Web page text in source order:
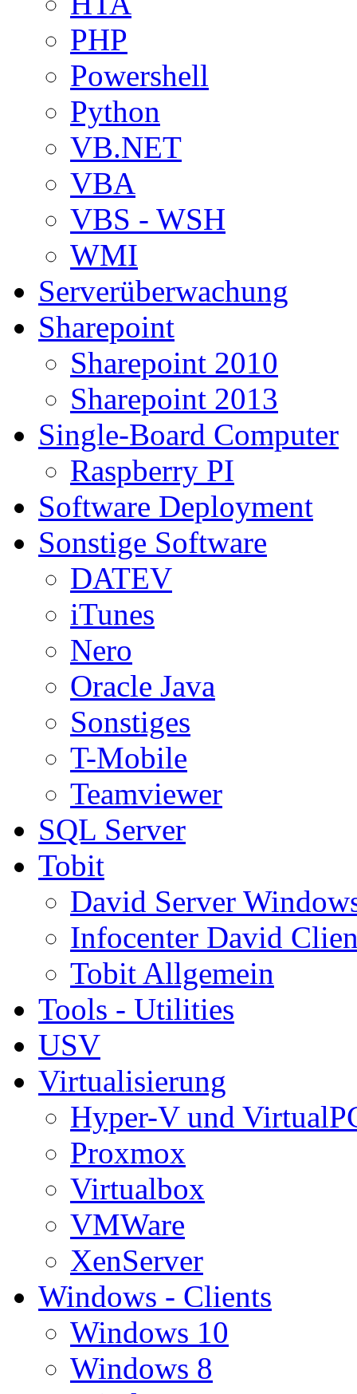
PHP
Powershell
Python
VB.NET
VBA
VBS - WSH
WMI
Serverüberwachung
Sharepoint
Sharepoint 2010
Sharepoint 2013
Single-Board Computer
Raspberry PI
Software Deployment
Sonstige Software
DATEV
iTunes
Nero
Oracle Java
Sonstiges
T-Mobile
Teamviewer
SQL Server
Tobit
David Server
Infocenter David
Tobit Allgemein
Tools - Utilities
USV
Virtualisierung
Hyper-V und
Proxmox
Virtualbox
VMWare
XenServer
Windows - Clients
Windows 10
Windows 8